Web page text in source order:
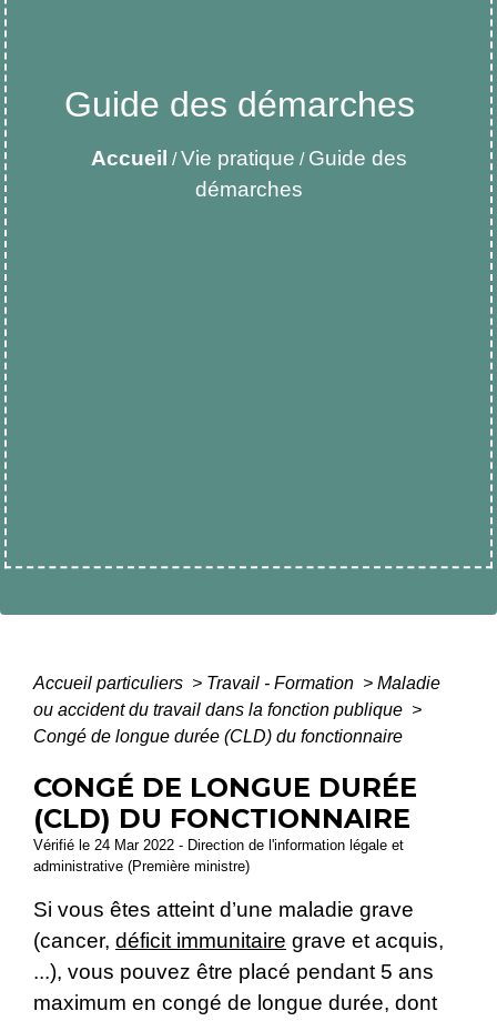
Guide des démarches
Accueil /Vie pratique / Guide des
démarches
Accueil particuliers > Travail - Formation > Maladie
ou accident du travail dans la fonction publique >
Congé de longue durée (CLD) du fonctionnaire
CONGÉ DE LONGUE DURÉE
(CLD) DU FONCTIONNAIRE
Vérifié le 24 Mar 2022 - Direction de l'information légale et
administrative (Première ministre)
Si vous êtes atteint d’une maladie grave
(cancer, déficit immunitaire grave et acquis,
...), vous pouvez être placé pendant 5 ans
maximum en congé de longue durée, dont